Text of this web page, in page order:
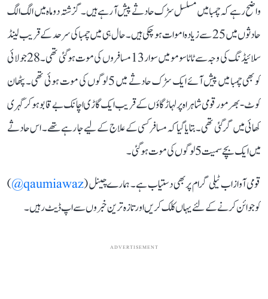
واضح رہے کہ چمبا میں مسلسل سڑک حادثے پیش آ رہے ہیں۔ گزشتہ دو ماہ میں الگ الگ
حادثوں میں 25 سے زیادہ اموات ہو چکی ہیں۔ حال ہی میں چمبا کی سرحد کے قریب لینڈ
سلائیڈنگ کی وجہ سے ٹاٹا سومو میں سوار 13 مسافروں کی موت ہو گئی تھی۔ 28جولائی
کو بھی چمبا میں پیش آئے ایک سڑک حادثے میں 5 لوگوں کی موت ہوئی تھی۔ پٹھان
کوٹ-بھرمور قومی شاہراہ پر لہاڑ گاؤں کے قریب ایک گاڑی اچانک بے قابو ہو کر گہری
کھائی میں گر گئی تھی۔ بتایا گیا کہ مسافر کسی کے علاج کے لیے جا رہے تھے۔ اس حادثے
میں ایک بچے سمیت 5 لوگوں کی موت ہو گئی۔
قومی آواز اب ٹیلی گرام پر بھی دستیاب ہے۔ ہمارے چینل (qaumiawaz@
)
کو جوائن کرنے کے لئے یہاں کلک کریں اور تازہ ترین خبروں سے اپ ڈیٹ رہیں۔
ADVERTISEMENT